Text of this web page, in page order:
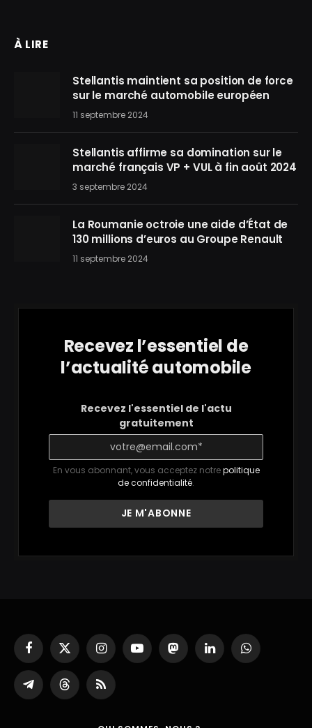
À LIRE
Stellantis maintient sa position de force
sur le marché automobile européen
11 septembre 2024
Stellantis affirme sa domination sur le
marché français VP + VUL à fin août 2024
3 septembre 2024
La Roumanie octroie une aide d’État de
130 millions d’euros au Groupe Renault
11 septembre 2024
Recevez l’essentiel de
l’actualité automobile
Recevez l'essentiel de l'actu
gratuitement
En vous abonnant, vous acceptez notrepolitique
de confidentialité.
Facebook
X
(Twitter)
InstagramYouTubeMastodonLinkedInWhatsApp
Partager
sur
ThreadsRSS